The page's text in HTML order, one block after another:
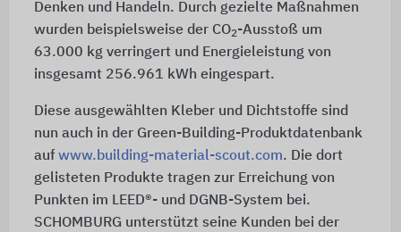
Denken und Handeln. Durch gezielte Maßnahmen
wurden beispielsweise der CO2-Ausstoß um
63.000 kgverringert und Energieleistung von
insgesamt 256.961 kWh eingespart.
Diese ausgewählten Kleber und Dichtstoffe sind
nun auch in der Green-Building-Produktdatenbank
aufwww.building-material-scout.com. Die dort
gelisteten Produkte tragen zur Erreichung von
Punkten im LEED®- und DGNB-System bei.
SCHOMBURG unterstützt seine Kunden bei der